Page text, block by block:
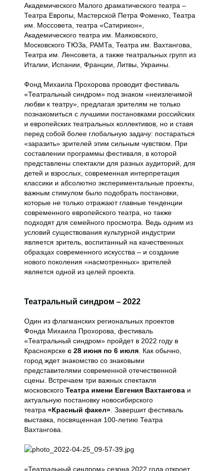
Академического Малого драматического театра –
Театра Европы, Мастерской Петра Фоменко, Театра
им. Моссовета, театра «Сатирикон»,
Академического театра им. Маяковского,
Московского ТЮЗа, РАМТа, Театра им. Вахтангова,
Театра им. Ленсовета, а также театральных групп из
Италии, Испании, Франции, Литвы, Украины.
Фонд Михаила Прохорова проводит фестиваль
«Театральный синдром» под знаком «неизлечимой
любви к театру», предлагая зрителям не только
познакомиться с лучшими постановками российских
и европейских театральных коллективов, но и ставя
перед собой более глобальную задачу: постараться
«заразить» зрителей этим сильным чувством. При
составлении программы фестиваля, в которой
представлены спектакли для разных аудиторий, для
детей и взрослых, современная интерпретация
классики и абсолютно экспериментальные проекты,
важным стимулом было подобрать постановки,
которые не только отражают главные тенденции
современного европейского театра, но также
подходят для семейного просмотра. Ведь одним из
условий существования культурной индустрии
является зритель, воспитанный на качественных
образцах современного искусства – и создание
нового поколения «насмотренных» зрителей
является одной из целей проекта.
Театральный синдром – 2022
Один из флагманских региональных проектов
Фонда Михаила Прохорова, фестиваль
«Театральный синдром» пройдет в 2022 году в
Красноярске с 28 июня по 6 июля . Как обычно,
город ждет знакомство со знаковыми
представителями современной отечественной
сцены. Встречаем три важных спектакля
московского Театра имени Евгения Вахтангова и
актуальную постановку новосибирского
театра «Красный факел» . Завершит фестиваль
выставка, посвященная 100-летию Театра
Вахтангова.
«Театральный синдром» сезона 2022 года откроет